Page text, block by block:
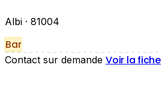
Albi · 81004
Bar
Contact sur demande Voir la fiche